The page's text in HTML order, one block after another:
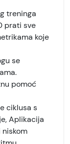
treninga
prati sve
koje
se
pomoć
ciklusa s
Aplikacija
niskom